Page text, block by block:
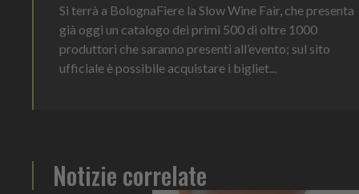
Si terrà a BolognaFiere la Slow Wine Fair, che presenta
già oggi un catalogo dei primi 500 di oltre 1000
produttori che saranno presenti all’evento; sul sito
ufficiale è possibile acquistare i bigliet...
Notizie correlate